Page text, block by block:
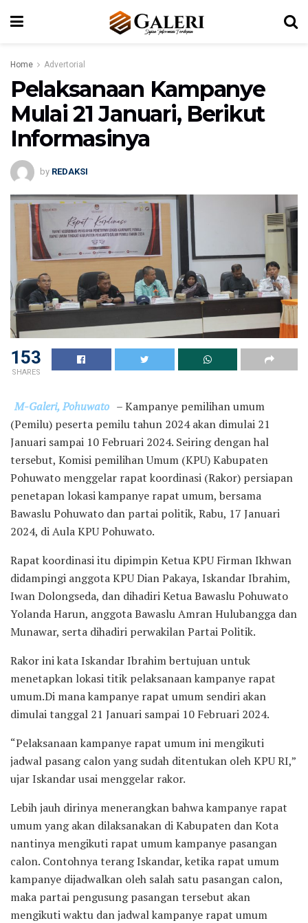
Home Advertorial
Pelaksanaan Kampanye
Mulai 21 Januari, Berikut
Informasinya
by REDAKSI
153
SHARES
M-Galeri, Pohuwato – Kampanye pemilihan umum
(Pemilu) peserta pemilu tahun 2024 akan dimulai 21
Januari sampai 10 Februari 2024. Seiring dengan hal
tersebut, Komisi pemilihan Umum (KPU) Kabupaten
Pohuwato menggelar rapat koordinasi (Rakor) persiapan
penetapan lokasi kampanye rapat umum, bersama
Bawaslu Pohuwato dan partai politik, Rabu, 17 Januari
2024, di Aula KPU Pohuwato.
Rapat koordinasi itu dipimpin Ketua KPU Firman Ikhwan
didampingi anggota KPU Dian Pakaya, Iskandar Ibrahim,
Iwan Dolongseda, dan dihadiri Ketua Bawaslu Pohuwato
Yolanda Harun, anggota Bawaslu Amran Hulubangga dan
Munawar, serta dihadiri perwakilan Partai Politik.
Rakor ini kata Iskandar Ibrahim bertujuan untuk
menetapkan lokasi titik pelaksanaan kampanye rapat
umum.Di mana kampanye rapat umum sendiri akan
dimulai tanggal 21 Januari sampai 10 Februari 2024.
“Pelaksanaan kampanye rapat umum ini mengikuti
jadwal pasang calon yang sudah ditentukan oleh KPU RI,”
ujar Iskandar usai menggelar rakor.
Lebih jauh dirinya menerangkan bahwa kampanye rapat
umum yang akan dilaksanakan di Kabupaten dan Kota
nantinya mengikuti rapat umum kampanye pasangan
calon. Contohnya terang Iskandar, ketika rapat umum
kampanye dijadwalkan oleh salah satu pasangan calon,
maka partai pengusung pasangan tersebut akan
mengikuti waktu dan jadwal kampanye rapat umum